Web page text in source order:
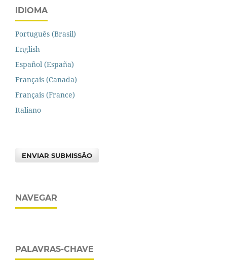
IDIOMA
Português (Brasil)
English
Español (España)
Français (Canada)
Français (France)
Italiano
ENVIAR SUBMISSÃO
NAVEGAR
PALAVRAS-CHAVE